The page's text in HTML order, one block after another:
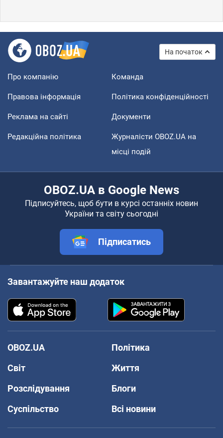
На початок
Про компанію Команда
Правова інформація Політика конфіденційності
Реклама на сайті Документи
Редакційна політика
Журналісти OBOZ.UA на
місці подій
OBOZ.UA в Google News
Підписуйтесь, щоб бути в курсі останніх новин
України та світу сьогодні
Підписатись
Завантажуйте наш додаток
OBOZ.UA
Політика
Світ
Життя
Розслідування
Блоги
Суспільство
Всі новини